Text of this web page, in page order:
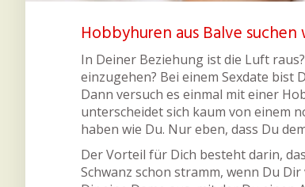
Hobbyhuren aus Balve suchen
In Deiner Beziehung ist die Luft
einzugehen? Bei einem Sexdate bist
Dann versuch es einmal mit einer
unterscheidet sich kaum von einem
haben wie Du. Nur eben, dass Du
Der Vorteil für Dich besteht darin,
Schwanz schon stramm, wenn Du